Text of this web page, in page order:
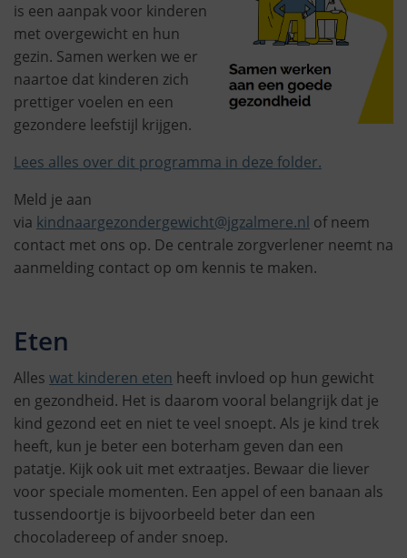
is een aanpak voor kinderen
met overgewicht en hun
gezin. Samen werken we er
naartoe dat kinderen zich
prettiger voelen en een
gezondere leefstijl krijgen.
Lees alles over dit programma in deze folder.
Meld je aan
via kindnaargezondergewicht@jgzalmere.nl of neem
contact met ons op. De centrale zorgverlener neemt na
aanmelding contact op om kennis te maken.
Eten
Alles wat kinderen eten heeft invloed op hun gewicht
en gezondheid. Het is daarom vooral belangrijk dat je
kind gezond eet en niet te veel snoept. Als je kind trek
heeft, kun je beter een boterham geven dan een
patatje. Kijk ook uit met extraatjes. Bewaar die liever
voor speciale momenten. Een appel of een banaan als
tussendoortje is bijvoorbeeld beter dan een
chocoladereep of ander snoep.